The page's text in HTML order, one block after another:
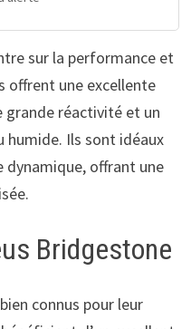
sur la performance et
offrent une excellente
grande réactivité et un
humide. Ils sont idéaux
dynamique, offrant une
Bridgestone
connus pour leur